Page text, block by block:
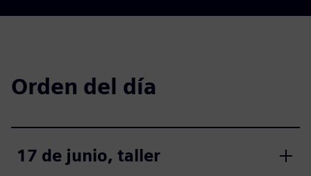
Orden del día
17 de junio, taller